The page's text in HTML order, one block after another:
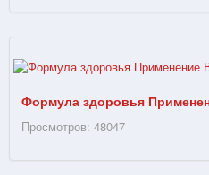
Формула здоровья
Просмотров: 48047